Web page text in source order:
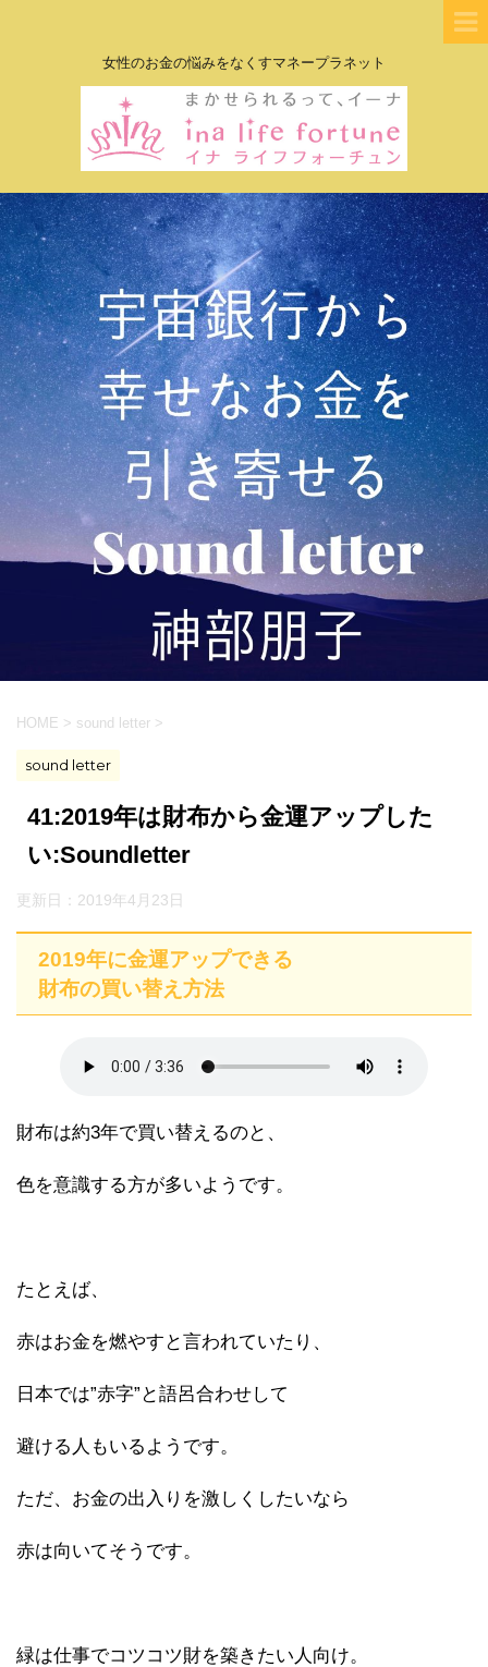
女性のお金の悩みをなくすマネープラネット
HOME > sound letter >
sound letter
41:2019年は財布から金運アップした
い:Soundletter
更新日： 2019年4月23日
2019年に金運アップできる
財布の買い替え方法
財布は約3年で買い替えるのと、
色を意識する方が多いようです。
たとえば、
赤はお金を燃やすと言われていたり、
日本では”赤字”と語呂合わせして
避ける人もいるようです。
ただ、お金の出入りを激しくしたいなら
赤は向いてそうです。
緑は仕事でコツコツ財を築きたい人向け。